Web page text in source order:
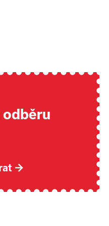
odběru
→